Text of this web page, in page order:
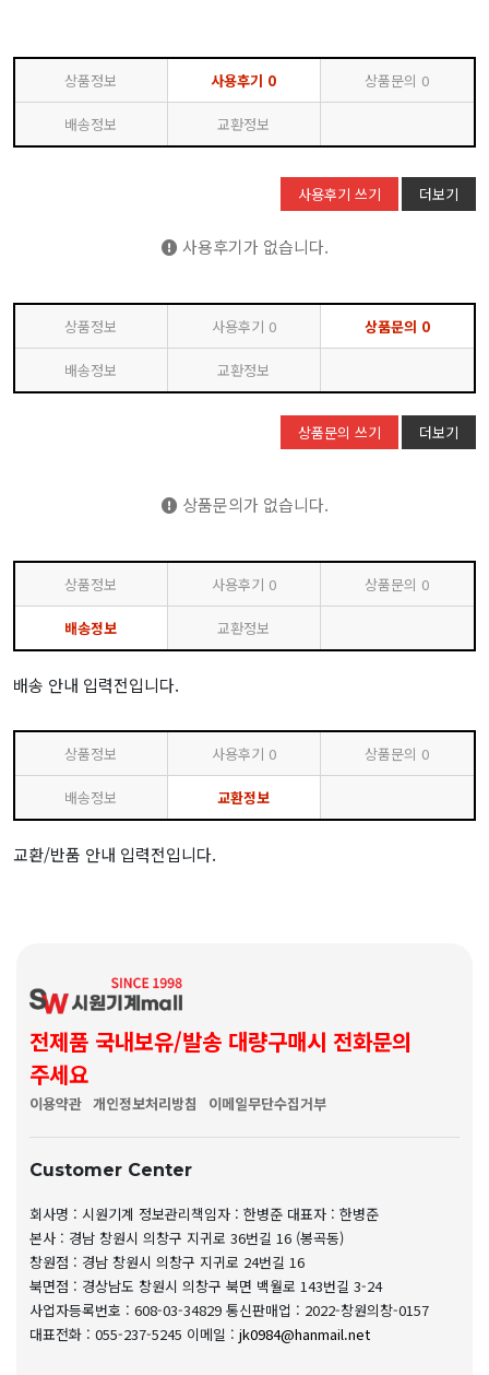
상품정보 사용후기 0 상품문의 0
배송정보 교환정보
사용후기 쓰기 더보기
사용후기가 없습니다.
상품정보 사용후기 0 상품문의 0
배송정보 교환정보
상품문의 쓰기 더보기
상품문의가 없습니다.
상품정보 사용후기 0 상품문의 0
배송정보 교환정보
배송 안내 입력전입니다.
상품정보 사용후기 0 상품문의 0
배송정보 교환정보
교환/반품 안내 입력전입니다.
전제품 국내보유/발송 대량구매시 전화문의
주세요
이용약관 개인정보처리방침 이메일무단수집거부
Customer Center
회사명 : 시원기계 정보관리책임자 : 한병준 대표자 : 한병준
본사 : 경남 창원시 의창구 지귀로 36번길 16 (봉곡동)
창원점 : 경남 창원시 의창구 지귀로 24번길 16
북면점 : 경상남도 창원시 의창구 북면 백월로 143번길 3-24
사업자등록번호 : 608-03-34829 통신판매업 : 2022-창원의창-0157
대표전화 : 055-237-5245 이메일 : jk0984@hanmail.net